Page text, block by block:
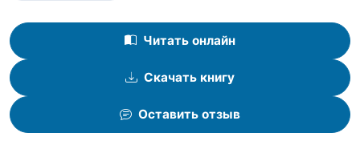
Читать онлайн
Скачать книгу
Оставить отзыв